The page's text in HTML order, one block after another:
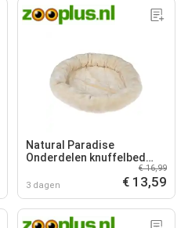
Natural Paradise
Onderdelen knuffelbed
rond A/G Ø 48 cm, creme
Kat
3 dagen
€ 16,99
€ 13,59